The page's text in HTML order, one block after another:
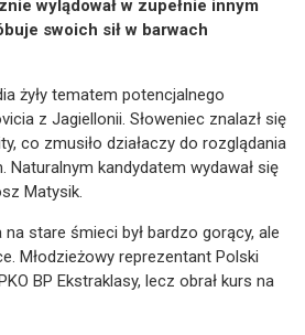
wylądował w zupełnie innym
swoich sił w barwach
żyły tematem potencjalnego
z Jagiellonii. Słoweniec znalazł się
co zmusiło działaczy do rozglądania
kandydatem wydawał się
Matysik.
stare śmieci był bardzo gorący, ale
Młodzieżowy reprezentant Polski
BP Ekstraklasy, lecz obrał kurs na